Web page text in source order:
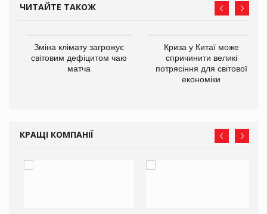
ЧИТАЙТЕ ТАКОЖ
Зміна клімату загрожує
світовим дефіцитом чаю
матча
Криза у Китаї може
спричинити великі
потрясіння для світової
економіки
КРАЩІ КОМПАНІЇ